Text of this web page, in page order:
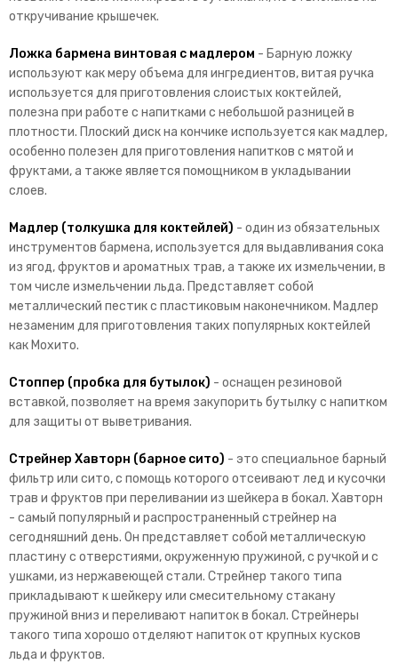
откручивание крышечек.
Ложка бармена винтовая с мадлером - Барную ложку
используют как меру объема для ингредиентов, витая ручка
используется для приготовления слоистых коктейлей,
полезна при работе с напитками с небольшой разницей в
плотности. Плоский диск на кончике используется как мадлер,
особенно полезен для приготовления напитков с мятой и
фруктами, а также является помощником в укладывании
слоев.
Мадлер (толкушка для коктейлей) - один из обязательных
инструментов бармена, используется для выдавливания сока
из ягод, фруктов и ароматных трав, а также их измельчении, в
том числе измельчении льда. Представляет собой
металлический пестик с пластиковым наконечником. Мадлер
незаменим для приготовления таких популярных коктейлей
как Мохито.
Стоппер (пробка для бутылок) - оснащен резиновой
вставкой, позволяет на время закупорить бутылку с напитком
для защиты от выветривания.
Стрейнер Хавторн (барное сито) - это специальное барный
фильтр или сито, с помощь которого отсеивают лед и кусочки
трав и фруктов при переливании из шейкера в бокал. Хавторн
- самый популярный и распространенный стрейнер на
сегодняшний день. Он представляет собой металлическую
пластину с отверстиями, окруженную пружиной, с ручкой и с
ушками, из нержавеющей стали. Стрейнер такого типа
прикладывают к шейкеру или смесительному стакану
пружиной вниз и переливают напиток в бокал. Стрейнеры
такого типа хорошо отделяют напиток от крупных кусков
льда и фруктов.